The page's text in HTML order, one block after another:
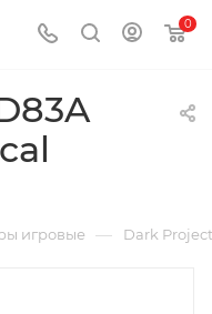
0
игровые — Dark